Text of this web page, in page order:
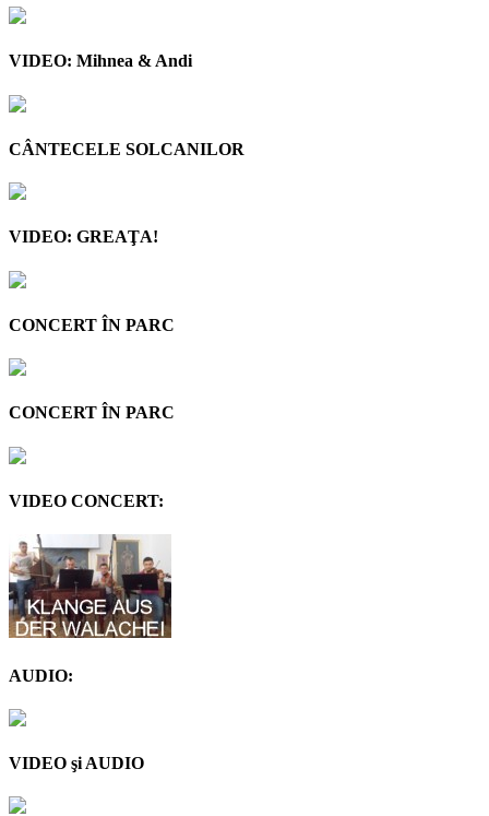
VIDEO: Mihnea & Andi
CÂNTECELE SOLCANILOR
VIDEO: GREAŢA!
CONCERT ÎN PARC
CONCERT ÎN PARC
VIDEO CONCERT:
AUDIO:
VIDEO şi AUDIO